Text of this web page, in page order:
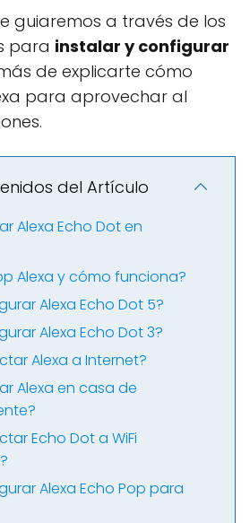
guiaremos a través de los
para instalar y configurar
de explicarte cómo
para aprovechar al
del Artículo
Alexa Echo Dot en
Alexa y cómo funciona?
Alexa Echo Dot 5?
Alexa Echo Dot 3?
Alexa a Internet?
Alexa en casa de
Echo Dot a WiFi
Alexa Echo Pop para